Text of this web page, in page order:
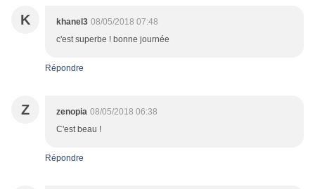
K khanel3 08/05/2018 07:48
c'est superbe ! bonne journée
Répondre
Z zenopia 08/05/2018 06:38
C'est beau !
Répondre